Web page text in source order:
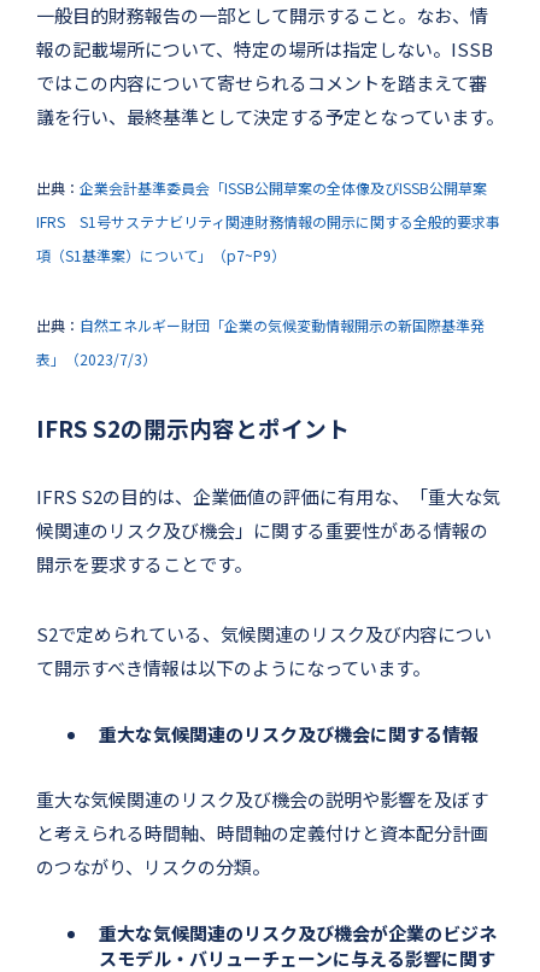
一般目的財務報告の一部として開示すること。なお、情
報の記載場所について、特定の場所は指定しない。ISSB
ではこの内容について寄せられるコメントを踏まえて審
議を行い、最終基準として決定する予定となっています。
出典： 企業会計基準委員会「ISSB公開草案の全体像及びISSB公開草案
IFRS S1号サステナビリティ関連財務情報の開示に関する全般的要求事
項（S1基準案）について」（p7~P9）
出典： 自然エネルギー財団「企業の気候変動情報開示の新国際基準発
表」（2023/7/3）
IFRS S2の開示内容とポイント
IFRS S2の目的は、企業価値の評価に有用な、「重大な気
候関連のリスク及び機会」に関する重要性がある情報の
開示を要求することです。
S2で定められている、気候関連のリスク及び内容につい
て開示すべき情報は以下のようになっています。
重大な気候関連のリスク及び機会に関する情報
重大な気候関連のリスク及び機会の説明や影響を及ぼす
と考えられる時間軸、時間軸の定義付けと資本配分計画
のつながり、リスクの分類。
重大な気候関連のリスク及び機会が企業のビジネ
スモデル・バリューチェーンに与える影響に関す